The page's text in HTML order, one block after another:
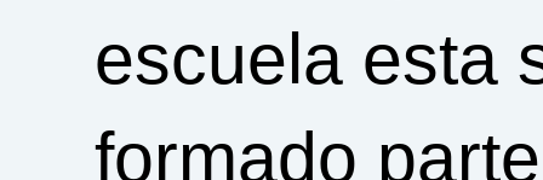
escuela esta
formado